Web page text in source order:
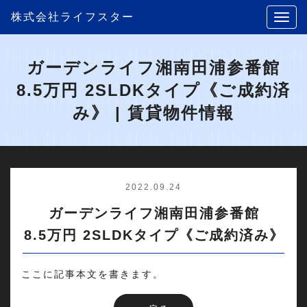
株式会社ライフスター
ガーデンライフ湘南田浦参番館
8.5万円 2SLDKタイプ《ご成約済
み》 | 賃貸物件情報
2022.09.24
ガーデンライフ湘南田浦参番館
8.5万円 2SLDKタイプ《ご成約済み》
ここに記事本文を書きます。